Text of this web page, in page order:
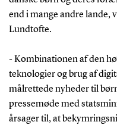
end i mange andre lande,
Lundtofte.
- Kombinationen af den
teknologier og brug af
målrettede nyheder til
pressemøde med
årsager til, at